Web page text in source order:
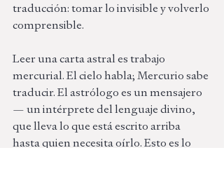
traducción: tomar lo invisible y volverlo
comprensible.
Leer una carta astral es trabajo
mercurial. El cielo habla; Mercurio sabe
traducir. El astrólogo es un mensajero
— un intérprete del lenguaje divino,
que lleva lo que está escrito arriba
hasta quien necesita oírlo. Esto es lo